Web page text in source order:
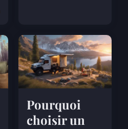
Pourquoi
choisir un